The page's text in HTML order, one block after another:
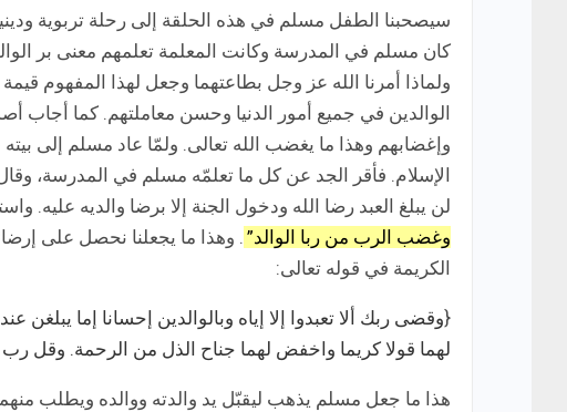
سيصحبنا الطفل مسلم في هذه الحلقة إلى رحلة تربوية
كان مسلم في المدرسة وكانت المعلمة تعلمهم معنى بر
ولماذا أمرنا الله عز وجل بطاعتهما وجعل لهذا المفهوم
الوالدين في جميع أمور الدنيا وحسن معاملتهم. كما أجاب
وإغضابهم وهذا ما يغضب الله تعالى. ولمّا عاد مسلم إلى
الإسلام. فأقر الجد عن كل ما تعلمّه مسلم في المدرسة،
لن يبلغ العبد رضا الله ودخول الجنة إلا برضا والديه عليه.
وغضب الرب من ربا الوالد” . وهذا ما يجعلنا نحصل على
الكريمة في قوله تعالى:
{وقضى ربك ألا تعبدوا إلا إياه وبالوالدين إحسانا إما يبلغن
لهما قولا كريما واخفض لهما جناح الذل من الرحمة. وقل رب
هذا ما جعل مسلم يذهب ليقبّل يد والدته ووالده ويطلب